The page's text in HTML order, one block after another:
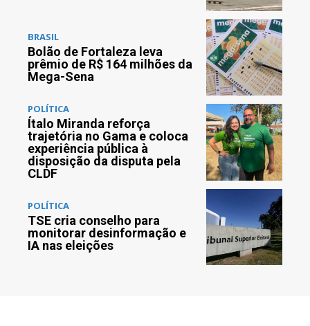
BRASIL
Bolão de Fortaleza leva
prêmio de R$ 164 milhões da
Mega-Sena
POLÍTICA
Ítalo Miranda reforça
trajetória no Gama e coloca
experiência pública à
disposição da disputa pela
CLDF
POLÍTICA
TSE cria conselho para
monitorar desinformação e
IA nas eleições